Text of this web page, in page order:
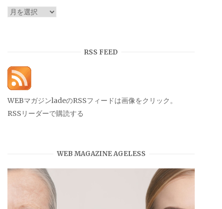
ア
RSS FEED
WEBマガジンladeのRSSフィードは画像をクリック。
RSSリーダーで購読する
WEB MAGAZINE AGELESS